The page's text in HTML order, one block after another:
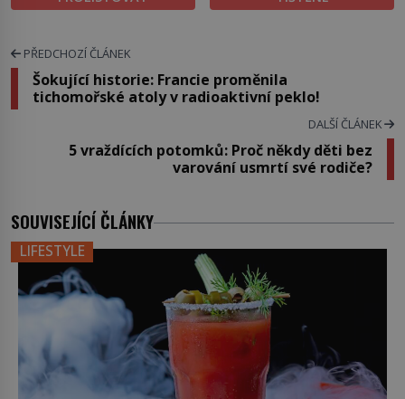
PŘEDCHOZÍ ČLÁNEK
Šokující historie: Francie proměnila
tichomořské atoly v radioaktivní peklo!
DALŠÍ ČLÁNEK
5 vraždících potomků: Proč někdy děti bez
varování usmrtí své rodiče?
SOUVISEJÍCÍ ČLÁNKY
LIFESTYLE